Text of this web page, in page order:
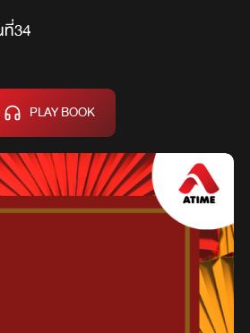
34
PLAY BOOK